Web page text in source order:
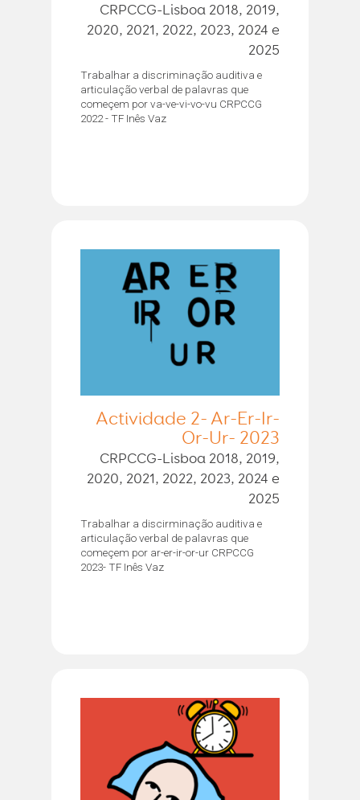
CRPCCG-Lisboa 2018, 2019,
2020, 2021, 2022, 2023, 2024 e
2025
Trabalhar a discriminação auditiva e
articulação verbal de palavras que
começem por va-ve-vi-vo-vu CRPCCG
2022 - TF Inês Vaz
Actividade 2- Ar-Er-Ir-
Or-Ur- 2023
CRPCCG-Lisboa 2018, 2019,
2020, 2021, 2022, 2023, 2024 e
2025
Trabalhar a discirminação auditiva e
articulação verbal de palavras que
começem por ar-er-ir-or-ur CRPCCG
2023- TF Inês Vaz